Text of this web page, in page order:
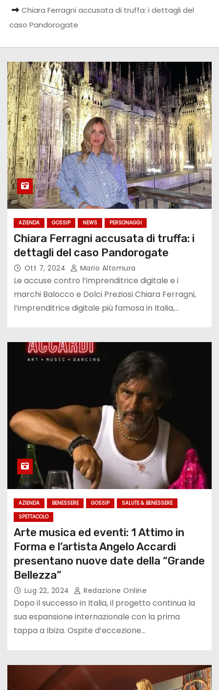
Chiara Ferragni accusata di truffa: i dettagli del
caso Pandorogate
AZIENDA GOSSIP NEWS PERSONAGGI
Chiara Ferragni accusata di truffa: i
dettagli del caso Pandorogate
Ott 7, 2024 Mario Altomura
Le accuse contro l’imprenditrice digitale e i
marchi Balocco e Dolci Preziosi Chiara Ferragni,
l’imprenditrice digitale più famosa in Italia,…
AZIENDA BENESSERE GOSSIP
SALUTE & BENESSERE
SPETTACOLO
Arte musica ed eventi: 1 Attimo in
Forma e l’artista Angelo Accardi
presentano nuove date della “Grande
Bellezza”
Lug 22, 2024 Redazione Online
Dopo il successo in Italia, il progetto continua la
sua espansione internazionale con la prima
tappa a Ibiza. Ospite d’eccezione…